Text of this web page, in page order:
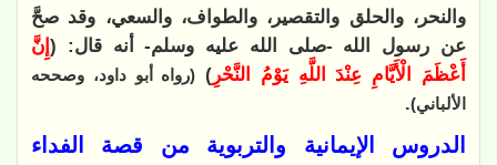
والنحر، والحلق والتقصير، والطواف، والسعي، وقد صحَّ
عن رسول الله -صلى الله عليه وسلم- أنه قال: (إِنَّ
أَعْظَمَ الْأَيَّامِ عِنْدَ اللَّهِ يَوْمُ النَّحْرِ ) (رواه أبو داود، وصححه
الألباني).
الدروس الإيمانية والتربوية من قصة الفداء